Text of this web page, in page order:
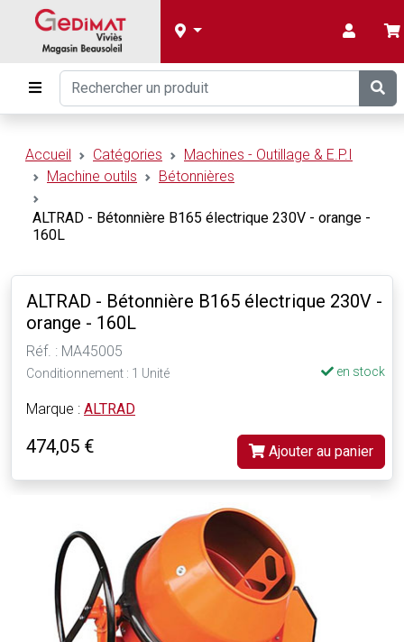
Accueil Catégories
Machines - Outillage & E.P.I
Machine outils
Bétonnières
ALTRAD - Bétonnière B165 électrique 230V - orange -
160L
ALTRAD - Bétonnière B165 électrique 230V -
orange - 160L
Réf. : MA45005
Conditionnement : 1 Unité en stock
Marque : ALTRAD
Ajouter au panier
474,05 €